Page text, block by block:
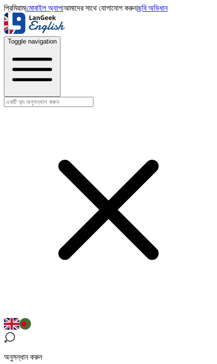
প্রিমিয়াম|মোবাইল অ্যাপ|আমাদের সাথে যোগাযোগ করুন|ছবি অভিধান
Toggle navigation
অনুসন্ধান করুন